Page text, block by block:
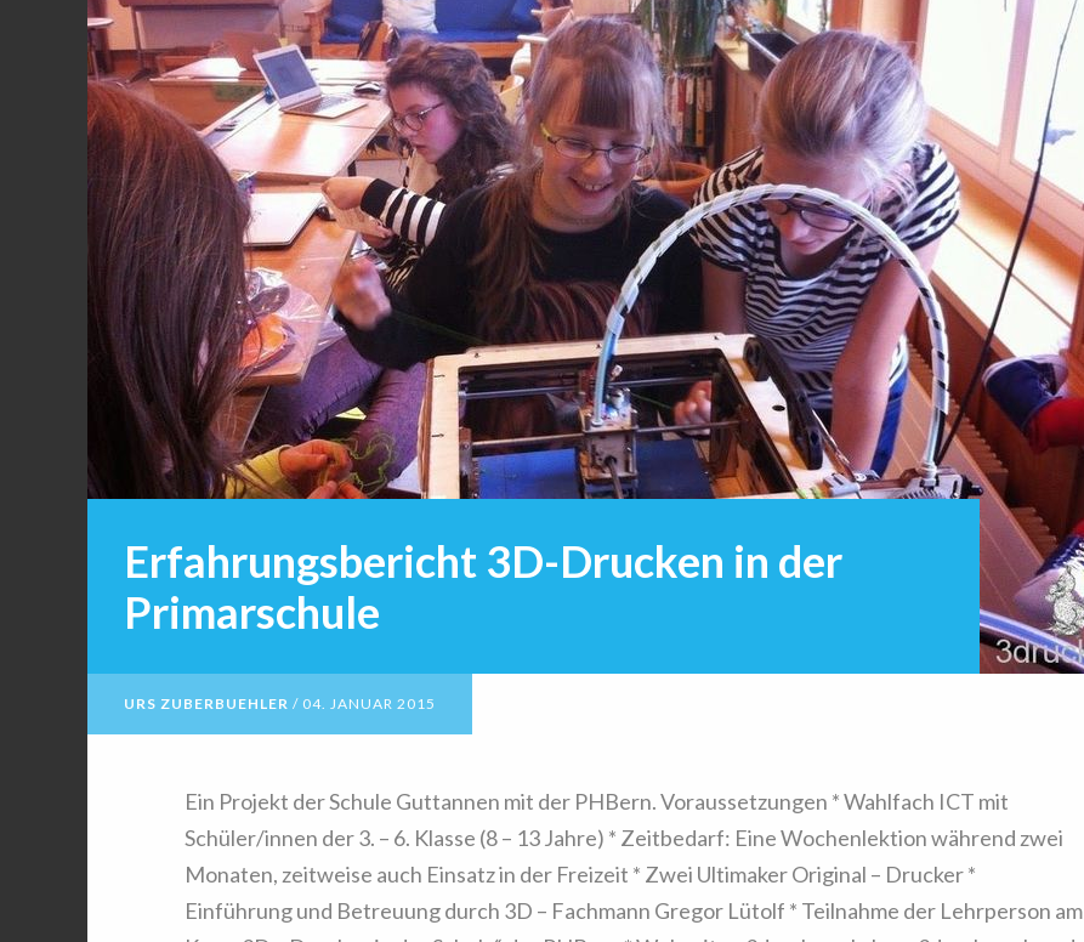
Erfahrungsbericht 3D-Drucken in der
Primarschule
URS ZUBERBUEHLER / 04. JANUAR 2015
Ein Projekt der Schule Guttannen mit der PHBern. Voraussetzungen * Wahlfach ICT mit
Schüler/innen der 3. – 6. Klasse (8 – 13 Jahre) * Zeitbedarf: Eine Wochenlektion während zwei
Monaten, zeitweise auch Einsatz in der Freizeit * Zwei Ultimaker Original – Drucker *
Einführung und Betreuung durch 3D – Fachmann Gregor Lütolf * Teilnahme der Lehrperson am